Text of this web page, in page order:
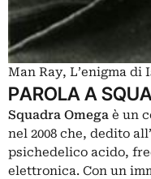
Man Ray, L’enigma di
PAROLA A
Squadra Omega è un
nel 2008 che, dedito
psichedelico acido,
elettronica. Con un